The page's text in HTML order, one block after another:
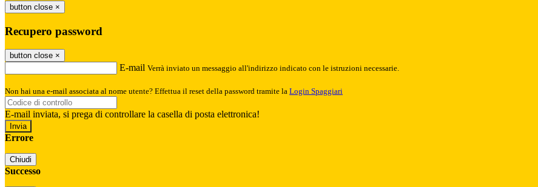
button close ×
Recupero password
button close ×
E-mail Verrà inviato un messaggio all'indirizzo indicato con le istruzioni necessarie.
Non hai una e-mail associata al nome utente? Effettua il reset della password tramite la Login Spaggiari
E-mail inviata, si prega di controllare la casella di posta elettronica!
Errore
Chiudi
Successo